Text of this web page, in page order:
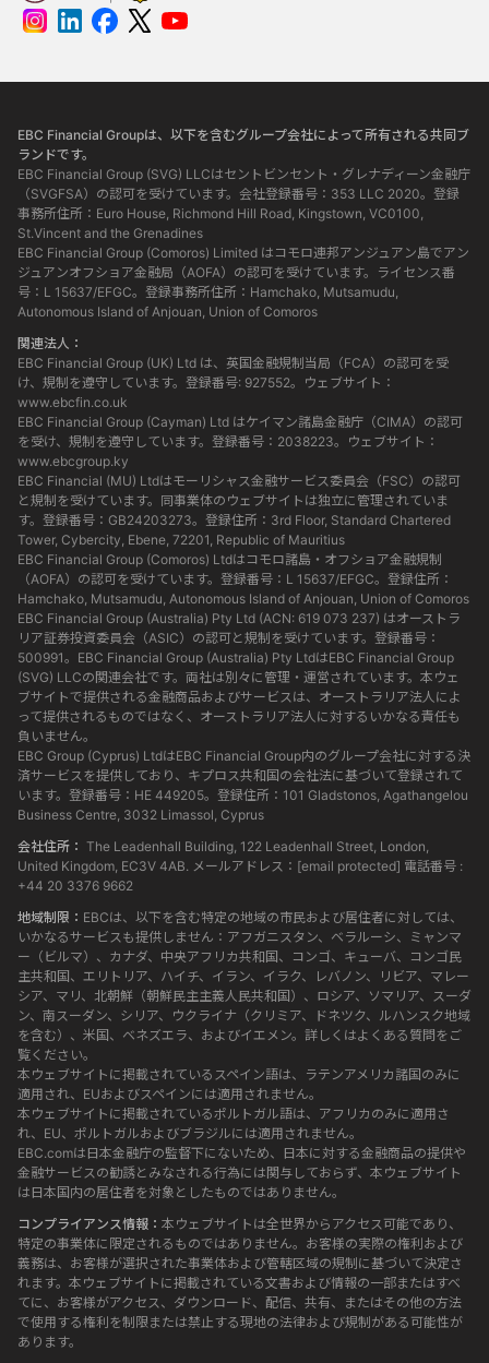
EBC Financial Groupは、以下を含むグループ会社によって所有される共同ブ
ランドです。
EBC Financial Group (SVG) LLCはセントビンセント・グレナディーン金融庁
（SVGFSA）の認可を受けています。会社登録番号：353 LLC 2020。登録
事務所住所：Euro House, Richmond Hill Road, Kingstown, VC0100,
St.Vincent and the Grenadines
EBC Financial Group (Comoros) Limited はコモロ連邦アンジュアン島でアン
ジュアンオフショア金融局（AOFA）の認可を受けています。ライセンス番
号：L 15637/EFGC。登録事務所住所：Hamchako, Mutsamudu,
Autonomous Island of Anjouan, Union of Comoros
関連法人：
EBC Financial Group (UK) Ltd は、英国金融規制当局（FCA）の認可を受
け、規制を遵守しています。登録番号: 927552。ウェブサイト：
www.ebcfin.co.uk
EBC Financial Group (Cayman) Ltd はケイマン諸島金融庁（CIMA）の認可
を受け、規制を遵守しています。登録番号：2038223。ウェブサイト：
www.ebcgroup.ky
EBC Financial (MU) Ltdはモーリシャス金融サービス委員会（FSC）の認可
と規制を受けています。同事業体のウェブサイトは独立に管理されていま
す。登録番号：GB24203273。登録住所：3rd Floor, Standard Chartered
Tower, Cybercity, Ebene, 72201, Republic of Mauritius
EBC Financial Group (Comoros) Ltdはコモロ諸島・オフショア金融規制
（AOFA）の認可を受けています。登録番号：L 15637/EFGC。登録住所：
Hamchako, Mutsamudu, Autonomous Island of Anjouan, Union of Comoros
EBC Financial Group (Australia) Pty Ltd (ACN: 619 073 237) はオーストラ
リア証券投資委員会（ASIC）の認可と規制を受けています。登録番号：
500991。EBC Financial Group (Australia) Pty LtdはEBC Financial Group
(SVG) LLCの関連会社です。両社は別々に管理・運営されています。本ウェ
ブサイトで提供される金融商品およびサービスは、オーストラリア法人によ
って提供されるものではなく、オーストラリア法人に対するいかなる責任も
負いません。
EBC Group (Cyprus) LtdはEBC Financial Group内のグループ会社に対する決
済サービスを提供しており、キプロス共和国の会社法に基づいて登録されて
います。登録番号：HE 449205。登録住所：101 Gladstonos, Agathangelou
Business Centre, 3032 Limassol, Cyprus
会社住所： The Leadenhall Building, 122 Leadenhall Street, London,
United Kingdom, EC3V 4AB. メールアドレス： [email protected] 電話番号 :
+44 20 3376 9662
地域制限： EBCは、以下を含む特定の地域の市民および居住者に対しては、
いかなるサービスも提供しません：アフガニスタン、ベラルーシ、ミャンマ
ー（ビルマ）、カナダ、中央アフリカ共和国、コンゴ、キューバ、コンゴ民
主共和国、エリトリア、ハイチ、イラン、イラク、レバノン、リビア、マレー
シア、マリ、北朝鮮（朝鮮民主主義人民共和国）、ロシア、ソマリア、スーダ
ン、南スーダン、シリア、ウクライナ（クリミア、ドネツク、ルハンスク地域
を含む）、米国、ベネズエラ、およびイエメン。詳しくはよくある質問をご
覧ください。
本ウェブサイトに掲載されているスペイン語は、ラテンアメリカ諸国のみに
適用され、EUおよびスペインには適用されません。
本ウェブサイトに掲載されているポルトガル語は、アフリカのみに適用さ
れ、EU、ポルトガルおよびブラジルには適用されません。
EBC.comは日本金融庁の監督下にないため、日本に対する金融商品の提供や
金融サービスの勧誘とみなされる行為には関与しておらず、本ウェブサイト
は日本国内の居住者を対象としたものではありません。
コンプライアンス情報： 本ウェブサイトは全世界からアクセス可能であり、
特定の事業体に限定されるものではありません。お客様の実際の権利および
義務は、お客様が選択された事業体および管轄区域の規制に基づいて決定さ
れます。本ウェブサイトに掲載されている文書および情報の一部またはすべ
てに、お客様がアクセス、ダウンロード、配信、共有、またはその他の方法
で使用する権利を制限または禁止する現地の法律および規制がある可能性が
あります。